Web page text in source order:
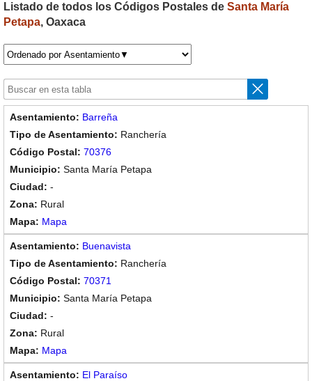
Listado de todos los Códigos Postales de Santa María
Petapa, Oaxaca
Barreña
Ranchería
70376
Santa María Petapa
-
Rural
Mapa
Buenavista
Ranchería
70371
Santa María Petapa
-
Rural
Mapa
El Paraíso